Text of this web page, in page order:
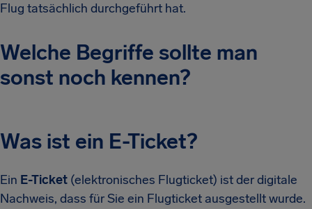
Flug tatsächlich durchgeführt hat.
Welche Begriffe sollte man
sonst noch kennen?
Was ist ein E-Ticket?
Ein E-Ticket (elektronisches Flugticket) ist der digitale
Nachweis, dass für Sie ein Flugticket ausgestellt wurde.